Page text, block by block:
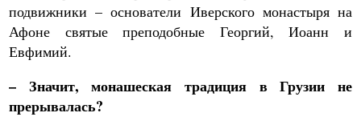
подвижники – основатели Иверского монастыря на
Афоне святые преподобные Георгий, Иоанн и
Евфимий.
– Значит, монашеская традиция в Грузии не
прерывалась?